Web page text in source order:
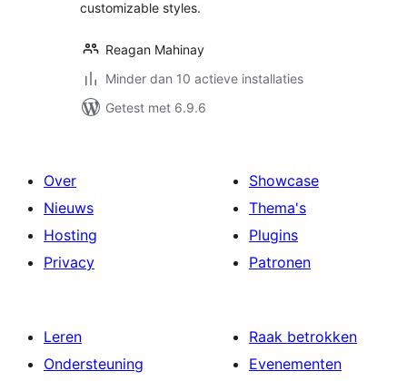
customizable styles.
Reagan Mahinay
Minder dan 10 actieve installaties
Getest met 6.9.6
Over
Nieuws
Hosting
Privacy
Showcase
Thema's
Plugins
Patronen
Leren
Ondersteuning
Raak betrokken
Evenementen